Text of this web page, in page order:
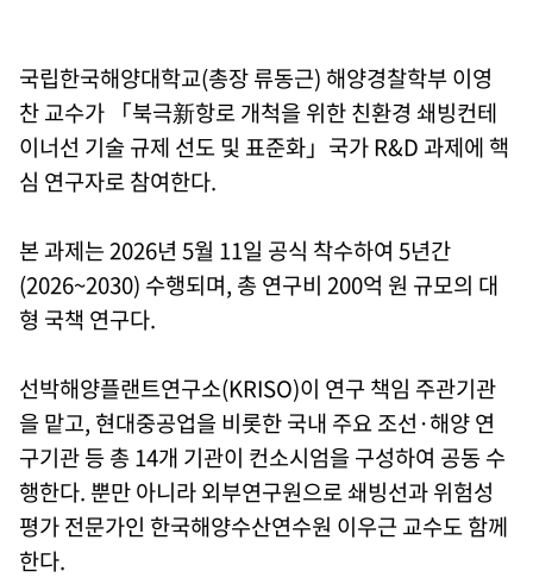
국립한국해양대학교(총장 류동근) 해양경찰학부 이영
찬 교수가 「북극新항로 개척을 위한 친환경 쇄빙컨테
이너선 기술 규제 선도 및 표준화」국가 R&D 과제에 핵
심 연구자로 참여한다.
본 과제는 2026년 5월 11일 공식 착수하여 5년간
(2026~2030) 수행되며, 총 연구비 200억 원 규모의 대
형 국책 연구다.
선박해양플랜트연구소(KRISO)이 연구 책임 주관기관
을 맡고, 현대중공업을 비롯한 국내 주요 조선·해양 연
구기관 등 총 14개 기관이 컨소시엄을 구성하여 공동 수
행한다. 뿐만 아니라 외부연구원으로 쇄빙선과 위험성
평가 전문가인 한국해양수산연수원 이우근 교수도 함께
한다.